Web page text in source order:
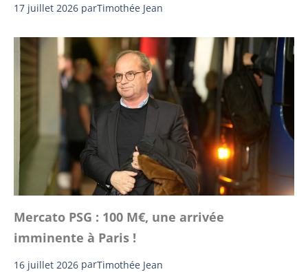
17 juillet 2026 parTimothée Jean
Mercato PSG : 100 M€, une arrivée
imminente à Paris !
16 juillet 2026 parTimothée Jean